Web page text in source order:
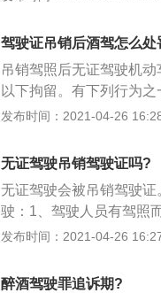
后驾驶会导致驾驶证被吊
驾驶证吊销后酒驾怎么处
吊销驾照后无证驾驶机
以下拘留。有下列行为
下罚款：1、未取得机动
被吊销、暂扣的人驾驶
车行驶超过规定时速
规和机动车安全驾驶要求
发布时间：2021-04-26
无证驾驶吊销驾驶证吗?
无证驾驶会被吊销驾驶
驶：1、驾驶人员有驾照
上或2000以下的罚款和
根据《中华人民共和国道
发布时间：2021-04-26
醉酒驾驶罪追诉期?